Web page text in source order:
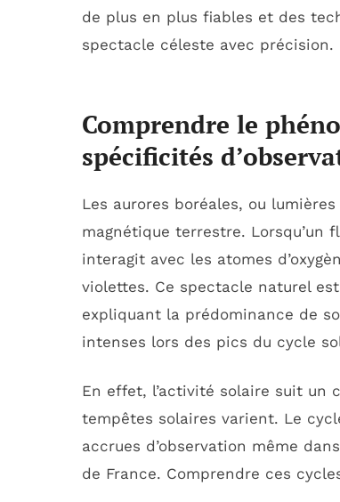
de plus en plus fiables et des
spectacle céleste avec précision.
Comprendre le
spécificités
Les aurores boréales, ou
magnétique terrestre. Lorsqu’un
interagit avec les atomes
violettes. Ce spectacle naturel
expliquant la prédominance de
intenses lors des pics du cycle
En effet, l’activité solaire suit un
tempêtes solaires varient. Le
accrues d’observation même
de France. Comprendre ces